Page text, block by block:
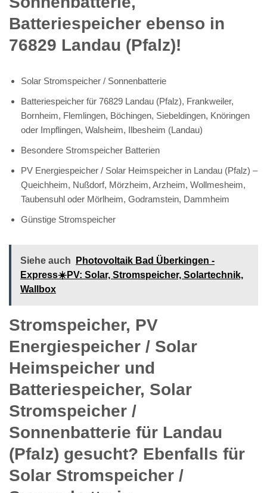
Batteriespeicher ebenso in
76829 Landau (Pfalz)!
Solar Stromspeicher / Sonnenbatterie
Batteriespeicher für 76829 Landau (Pfalz), Frankweiler,
Bornheim, Flemlingen, Böchingen, Siebeldingen, Knöringen
oder Impflingen, Walsheim, Ilbesheim (Landau)
Besondere Stromspeicher Batterien
PV Energiespeicher / Solar Heimspeicher in Landau (Pfalz) –
Queichheim, Nußdorf, Mörzheim, Arzheim, Wollmesheim,
Taubensuhl oder Mörlheim, Godramstein, Dammheim
Günstige Stromspeicher
Siehe auch
Photovoltaik Bad Überkingen -
Express☀️PV️: Solar, Stromspeicher, Solartechnik,
Wallbox
Stromspeicher, PV
Energiespeicher / Solar
Heimspeicher und
Batteriespeicher, Solar
Stromspeicher /
Sonnenbatterie für Landau
(Pfalz) gesucht? Ebenfalls für
Solar Stromspeicher /